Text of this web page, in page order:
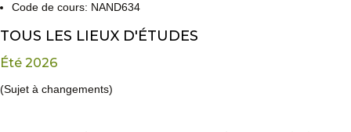
Code de cours: NAND634
TOUS LES LIEUX D'ÉTUDES
Été 2026
(Sujet à changements)